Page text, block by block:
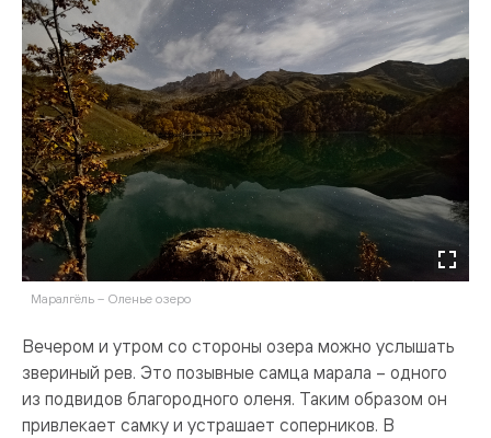
Маралгёль – Оленье озеро
Вечером и утром со стороны озера можно услышать
звериный рев. Это позывные самца марала – одного
из подвидов благородного оленя. Таким образом он
привлекает самку и устрашает соперников. В